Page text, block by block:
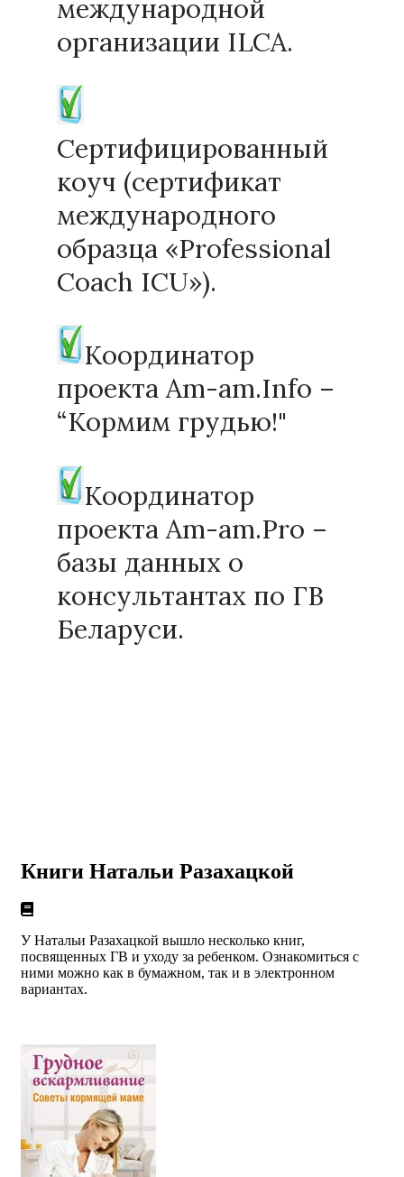
международной
организации ILCA.
Сертифицированный
коуч (сертификат
международного
образца «Professional
Coach ICU»).
Координатор
проекта Am-am.Info –
“Кормим грудью!"
Координатор
проекта Am-am.Pro –
базы данных о
консультантах по ГВ
Беларуси.
Книги Натальи Разахацкой
У Натальи Разахацкой вышло несколько книг,
посвященных ГВ и уходу за ребенком. Ознакомиться с
ними можно как в бумажном, так и в электронном
вариантах.